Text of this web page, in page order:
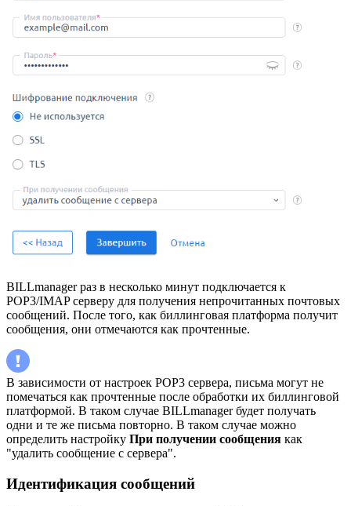
BILLmanager раз в несколько минут подключается к
POP3/IMAP серверу для получения непрочитанных почтовых
сообщений. После того, как биллинговая платформа получит
сообщения, они отмечаются как прочтенные.
В зависимости от настроек POP3 сервера, письма могут не
помечаться как прочтенные после обработки их биллинговой
платформой. В таком случае BILLmanager будет получать
одни и те же письма повторно. В таком случае можно
определить настройку При получении сообщения как
"удалить сообщение с сервера".
Идентификация сообщений